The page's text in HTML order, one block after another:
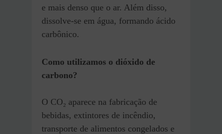
e mais denso que o ar. Além disso,
dissolve-se em água, formando ácido
carbônico.
Como utilizamos o dióxido de
carbono?
O CO₂ aparece na fabricação de
bebidas, extintores de incêndio,
transporte de alimentos congelados e